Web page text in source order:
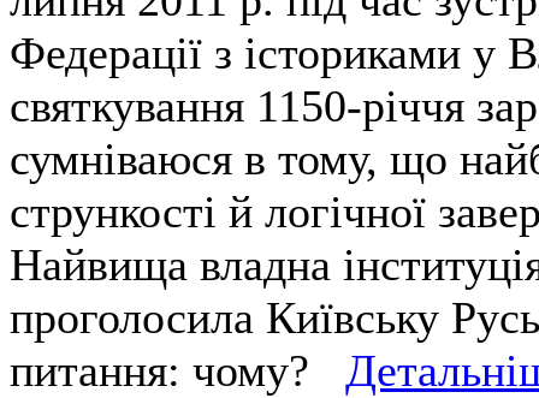
Федерації з істориками у
святкування 1150-річчя
сумніваюся в тому, що
стрункості й логічної
Найвища владна
проголосила Київську
питання: чому?